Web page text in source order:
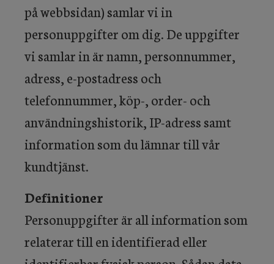
på webbsidan) samlar vi in
personuppgifter om dig. De uppgifter
vi samlar in är namn, personnummer,
adress, e-postadress och
telefonnummer, köp-, order- och
användningshistorik, IP-adress samt
information som du lämnar till vår
kundtjänst.
Definitioner
Personuppgifter är all information som
relaterar till en identifierad eller